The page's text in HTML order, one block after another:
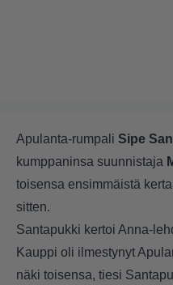
Apulanta-rumpali Sipe
kumppaninsa suunnistaja
toisensa ensimmäistä
sitten.
Santapukki kertoi Anna-
Kauppi oli ilmestynyt
näki toisensa, tiesi